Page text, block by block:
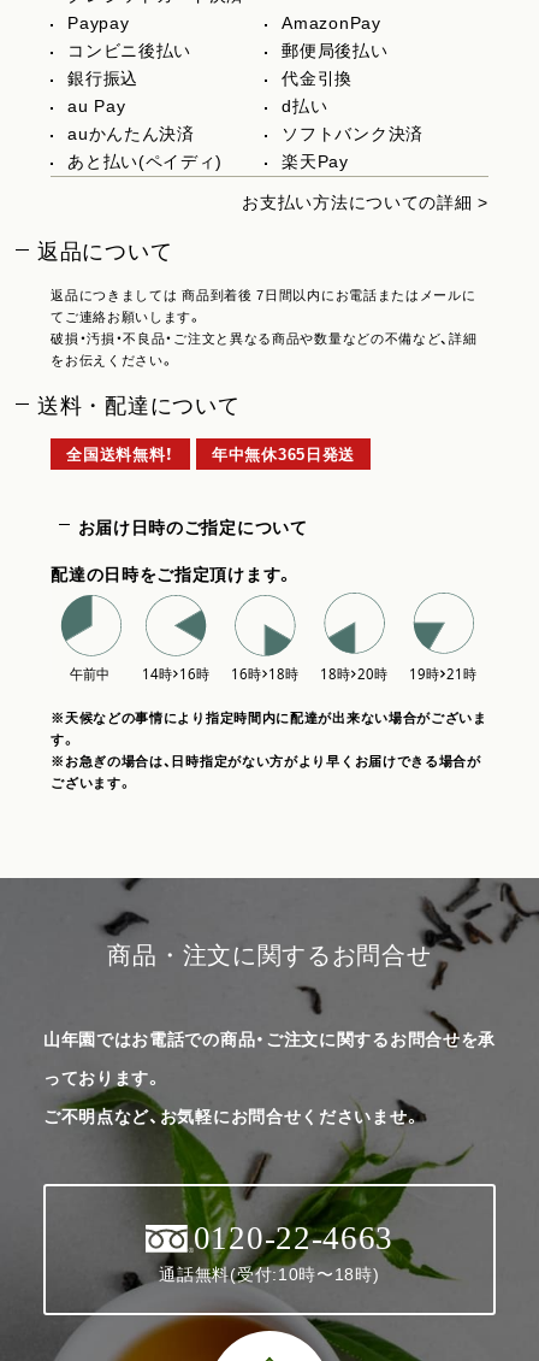
Paypay
AmazonPay
コンビニ後払い
郵便局後払い
銀行振込
代金引換
au Pay
d払い
auかんたん決済
ソフトバンク決済
あと払い(ペイディ)
楽天Pay
お支払い方法についての詳細 >
返品について
返品につきましては 商品到着後 7日間以内にお電話またはメールに
てご連絡お願いします。
破損・汚損・不良品・ご注文と異なる商品や数量などの不備など、詳細
をお伝えください。
送料・配達について
全国送料無料！ 年中無休365日発送
お届け日時のご指定について
配達の日時をご指定頂けます。
※天候などの事情により指定時間内に配達が出来ない場合がございま
す。
※お急ぎの場合は、日時指定がない方がより早くお届けできる場合が
ございます。
商品・注文に関するお問合せ
山年園ではお電話での商品・ご注文に関するお問合せを承
っております。
ご不明点など、お気軽にお問合せくださいませ。
0120-22-4663
通話無料(受付:10時〜18時)